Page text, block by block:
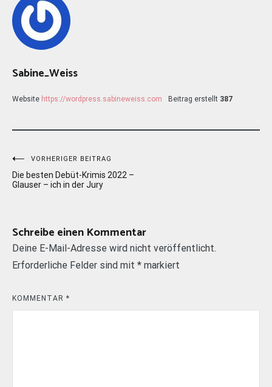
Sabine_Weiss
Website https://wordpress.sabineweiss.com Beitrag erstellt 387
Beitragsnavigation
VORHERIGER BEITRAG
Die besten Debüt-Krimis 2022 –
Glauser – ich in der Jury
Schreibe einen Kommentar
Deine E-Mail-Adresse wird nicht veröffentlicht.
Erforderliche Felder sind mit * markiert
KOMMENTAR *